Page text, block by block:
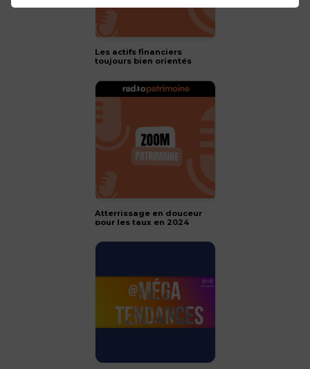
Les actifs financiers
toujours bien orientés
Atterrissage en douceur
pour les taux en 2024